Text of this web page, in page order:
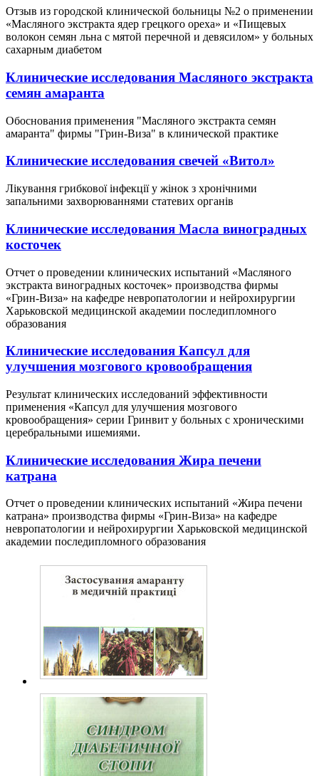
Отзыв из городской клинической больницы №2 о применении
«Масляного экстракта ядер грецкого ореха» и «Пищевых
волокон семян льна с мятой перечной и девясилом» у больных
сахарным диабетом
Клинические исследования Масляного экстракта
семян амаранта
Обоснования применения "Масляного экстракта семян
амаранта" фирмы "Грин-Виза" в клинической практике
Клинические исследования свечей «Витол»
Лікування грибкової інфекції у жінок з хронічними
запальними захворюваннями статевих органів
Клинические исследования Масла виноградных
косточек
Отчет о проведении клинических испытаний «Масляного
экстракта виноградных косточек» производства фирмы
«Грин-Виза» на кафедре невропатологии и нейрохирургии
Харьковской медицинской академии последипломного
образования
Клинические исследования Капсул для
улучшения мозгового кровообращения
Результат клинических исследований эффективности
применения «Капсул для улучшения мозгового
кровообращения» серии Гринвит у больных с хроническими
церебральными ишемиями.
Клинические исследования Жира печени
катрана
Отчет о проведении клинических испытаний «Жира печени
катрана» производства фирмы «Грин-Виза» на кафедре
невропатологии и нейрохирургии Харьковской медицинской
академии последипломного образования